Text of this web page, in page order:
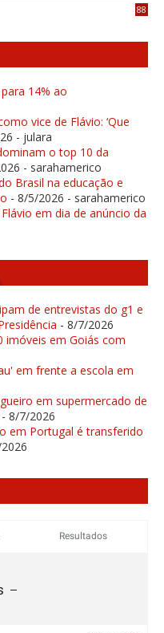
88
14% ao
vice de Flávio: ‘Que
- julara
o top 10 da
- sarahamerico
Brasil na educação e
- 8/5/2026 - sarahamerico
em dia de anúncio da
de entrevistas do g1 e
- 8/7/2026
imóveis em Goiás com
em frente a escola em
em supermercado de
- 8/7/2026
em Portugal é transferido
Resultados